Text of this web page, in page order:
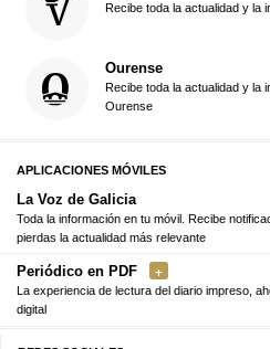
Recibe toda la actualidad y la
Ourense
Recibe toda la actualidad y la
Ourense
APLICACIONES MÓVILES
La Voz de Galicia
Toda la información en tu móvil. Recibe
pierdas la actualidad más relevante
Periódico en PDF
La experiencia de lectura del diario impreso,
digital